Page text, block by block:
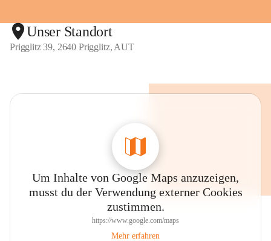
Unser Standort
Prigglitz 39, 2640 Prigglitz, AUT
Um Inhalte von Google Maps anzuzeigen,
musst du der Verwendung externer Cookies
zustimmen.
https://www.google.com/maps
Mehr erfahren